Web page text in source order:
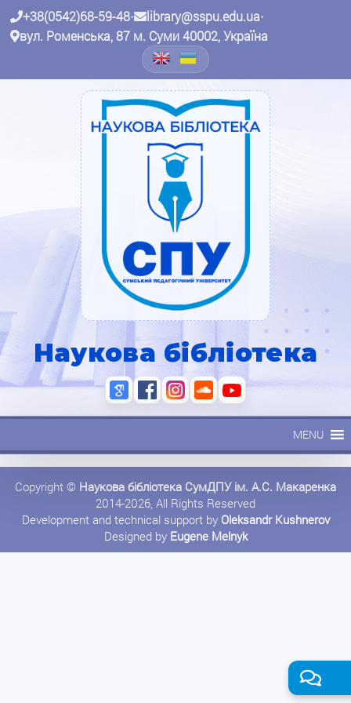
+38(0542)68-59-48• library@sspu.edu.ua•
вул. Роменська, 87 м. Суми 40002, Україна
Наукова бібліотека
MENU
Copyright © Наукова бібліотека СумДПУ ім. А.С. Макаренка
2014-2026, All Rights Reserved
Development and technical support by Oleksandr Kushnerov
Designed by Eugene Melnyk